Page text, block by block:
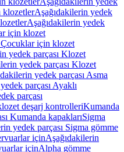
klozetlerAşağıdakilerin yedek
Aşağıdakilerin yedek
için klozet
Çocuklar için klozet
yedek parçası Klozet
yedek parçası Klozet
yedek parçası Asma
parçası Ayaklı
parçası
deşarj kontrolleriKumanda
Kumanda kapaklarıSigma
yedek parçası Sigma gömme
içinAşağıdakilerin
içinAlpha gömme